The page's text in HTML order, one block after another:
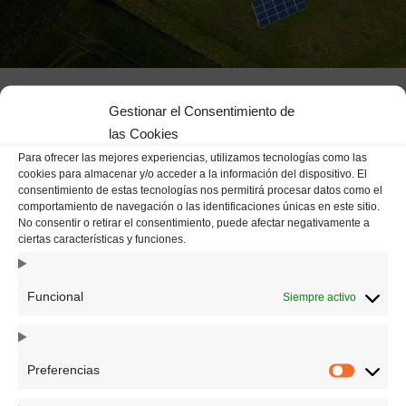
Gestionar el Consentimiento de
las Cookies
Para ofrecer las mejores experiencias, utilizamos tecnologías como las
cookies para almacenar y/o acceder a la información del dispositivo. El
consentimiento de estas tecnologías nos permitirá procesar datos como el
comportamiento de navegación o las identificaciones únicas en este sitio.
No consentir o retirar el consentimiento, puede afectar negativamente a
ciertas características y funciones.
Funcional Siempre activo
Preferencias
Campos solares
ENERGÍA LIMPIA A GRAN ESCALA
Loscampos solaresson instalaciones fotovoltaicas
diseñadas para generar energía limpia de forma
eficiente, sostenible y a gran escala, aprovechando al
máximo el potencial del terreno disponible.
necesidad, ofreciendo:
Estudio personalizado del terreno y la
proyecto.